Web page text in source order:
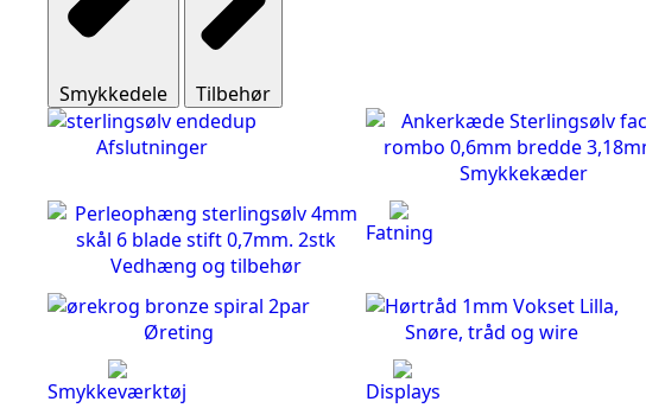
Smykkedele Tilbehør
Afslutninger
Smykkekæder
Vedhæng og tilbehør
Fatning
Øreting Snøre, tråd og wire
Smykkeværktøj
Displays